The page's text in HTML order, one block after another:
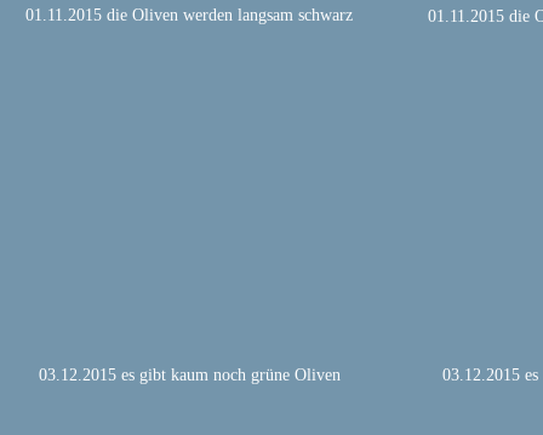
01.11.2015 die Oliven werden langsam schwarz 01.11.2015 die
03.12.2015 es gibt kaum noch grüne Oliven 03.12.2015